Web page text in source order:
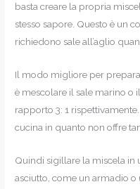
basta creare la propria
stesso sapore. Questo è un
richiedono sale all’aglio
Il modo migliore per
è mescolare il sale marino o
rapporto 3: 1
cucina in quanto non offre
Quindi sigillare la miscela in
asciutto, come un armadio o